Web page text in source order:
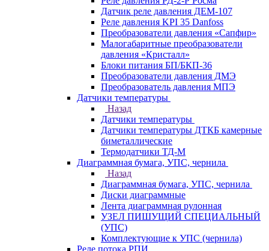
Датчик реле давления ДЕМ-107
Реле давления KPI 35 Danfoss
Преобразователи давления «Сапфир»
Малогабаритные преобразователи
давления «Кристалл»
Блоки питания БП/БКП-36
Преобразователи давления ДМЭ
Преобразователь давления МПЭ
Датчики температуры
Назад
Датчики температуры
Датчики температуры ДТКБ камерные
биметаллические
Термодатчики ТД-М
Диаграммная бумага, УПС, чернила
Назад
Диаграммная бумага, УПС, чернила
Диски диаграммные
Лента диаграммная рулонная
УЗЕЛ ПИШУЩИЙ СПЕЦИАЛЬНЫЙ
(УПС)
Комплектующие к УПС (чернила)
Реле потока РПИ